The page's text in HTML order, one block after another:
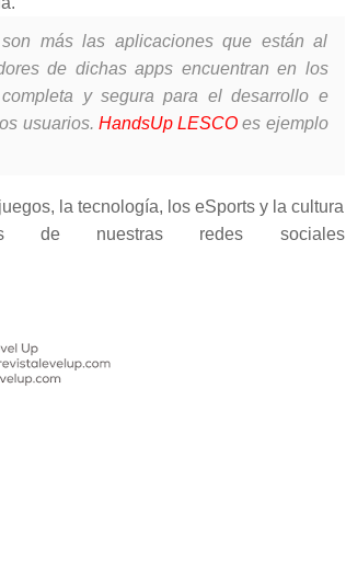
más las aplicaciones que están al
de dichas apps encuentran en los
y segura para el desarrollo e
usuarios. HandsUp LESCO es ejemplo
la tecnología, los eSports y la cultura
nuestras redes sociales